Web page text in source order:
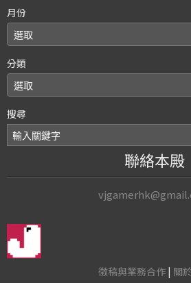
月份
分類
搜尋
聯絡本殿
徵稿與業務合作| 關